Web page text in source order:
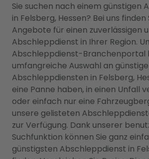
Sie suchen nach einem günstigen
in Felsberg, Hessen? Bei uns
Angebote für einen zuverlässigen
Abschleppdienst in Ihrer Region.
Abschleppdienst-Branchenportal
umfangreiche Auswahl an
Abschleppdiensten in Felsberg,
eine Panne haben, in einen Unfall
oder einfach nur eine
unsere gelisteten
zur Verfügung. Dank unserer
Suchfunktion können Sie ganz
günstigsten Abschleppdienst in